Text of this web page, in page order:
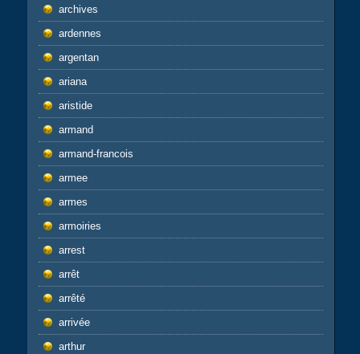
archives
ardennes
argentan
ariana
aristide
armand
armand-francois
armee
armes
armoiries
arrest
arrêt
arrêté
arrivée
arthur